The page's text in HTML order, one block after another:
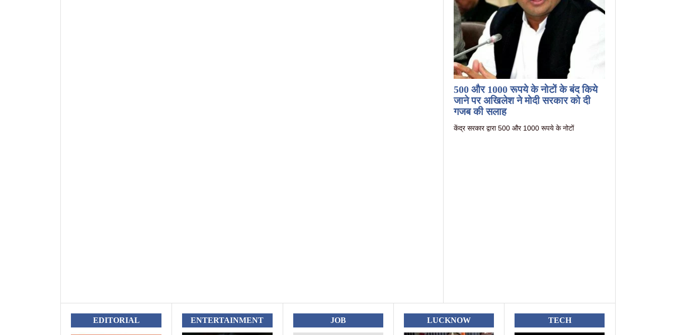
500 और 1000 रूपये के नोटों के बंद किये
जाने पर अखिलेश ने मोदी सरकार को दी
गजब की सलाह
केंद्र सरकार द्वारा 500 और 1000 रूपये के नोटों
EDITORIAL ENTERTAINMENT JOB LUCKNOW TECH